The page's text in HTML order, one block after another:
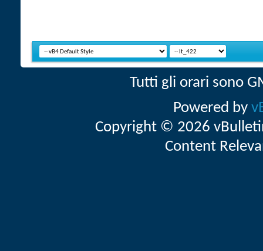
Tutti gli orari sono
Powered by
Copyright © 2026
Content